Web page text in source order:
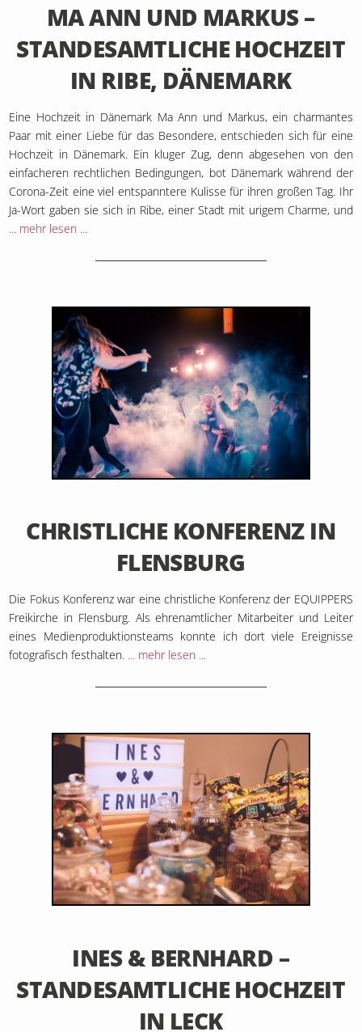
MA ANN UND MARKUS –
STANDESAMTLICHE HOCHZEIT
IN RIBE, DÄNEMARK
Eine Hochzeit in Dänemark Ma Ann und Markus, ein charmantes
Paar mit einer Liebe für das Besondere, entschieden sich für eine
Hochzeit in Dänemark. Ein kluger Zug, denn abgesehen von den
einfacheren rechtlichen Bedingungen, bot Dänemark während der
Corona-Zeit eine viel entspanntere Kulisse für ihren großen Tag. Ihr
Ja-Wort gaben sie sich in Ribe, einer Stadt mit urigem Charme, und
... mehr lesen ...
CHRISTLICHE KONFERENZ IN
FLENSBURG
Die Fokus Konferenz war eine christliche Konferenz der EQUIPPERS
Freikirche in Flensburg. Als ehrenamtlicher Mitarbeiter und Leiter
eines Medienproduktionsteams konnte ich dort viele Ereignisse
fotografisch festhalten. ... mehr lesen ...
INES & BERNHARD –
STANDESAMTLICHE HOCHZEIT
IN LECK